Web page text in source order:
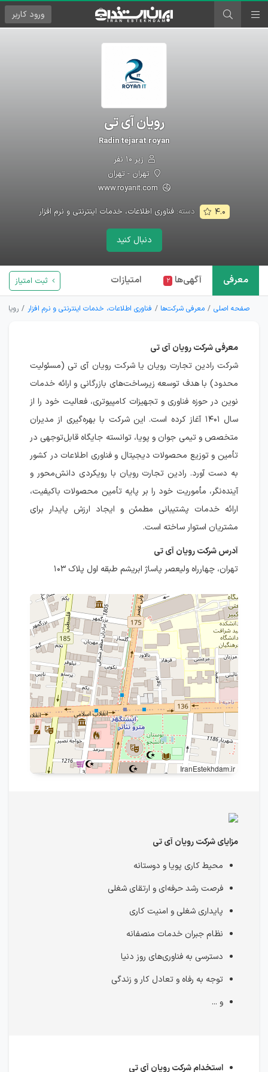
ورود کاربر
رویان آی تی
Radin tejarat royan
زیر ۱۰ نفر
تهران - تهران
www.royanit.com
۴.۰ دسته:فناوری اطلاعات، خدمات اینترنتی و نرم افزار
دنبال کنید
معرفی آگهی‌ها ۲ امتیازات ثبت امتیاز
صفحه اصلی معرفی شرکت‌ها فناوری اطلاعات، خدمات اینترنتی و نرم افزار رویان
معرفی شرکت رویان آی تی
شرکت رادین تجارت رویان یا شرکت رویان آی تی (مسئولیت
محدود) با هدف توسعه زیرساخت‌های بازرگانی و ارائه خدمات
نوین در حوزه فناوری و تجهیزات کامپیوتری، فعالیت خود را از
سال ۱۴۰۱ آغاز کرده است. این شرکت با بهره‌گیری از مدیران
متخصص و تیمی جوان و پویا، توانسته جایگاه قابل‌توجهی در
تأمین و توزیع محصولات دیجیتال و فناوری اطلاعات در کشور
به دست آورد. رادین تجارت رویان با رویکردی دانش‌محور و
آینده‌نگر، مأموریت خود را بر پایه تأمین محصولات باکیفیت،
ارائه خدمات پشتیبانی مطمئن و ایجاد ارزش پایدار برای
مشتریان استوار ساخته است.
آدرس شرکت رویان آی تی
تهران، چهارراه ولیعصر پاساژ ابریشم طبقه اول پلاک ۱۰۳
IranEstekhdam.ir
مزایای شرکت رویان آی تی
محیط کاری پویا و دوستانه
فرصت رشد حرفه‌ای و ارتقای شغلی
پایداری شغلی و امنیت کاری
نظام جبران خدمات منصفانه
دسترسی به فناوری‌های روز دنیا
توجه به رفاه و تعادل کار و زندگی
و ...
استخدام شرکت رویان آی تی